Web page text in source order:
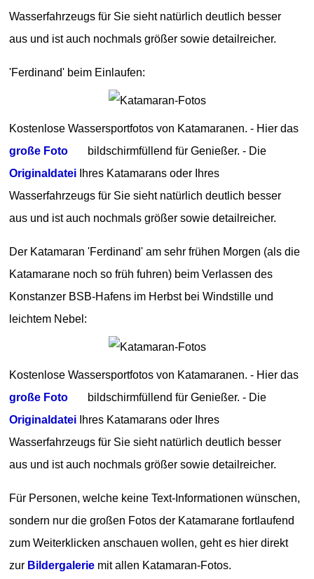
Wasserfahrzeugs für Sie sieht natürlich deutlich besser
aus und ist auch nochmals größer sowie detailreicher.
'Ferdinand' beim Einlaufen:
Kostenlose Wassersportfotos von Katamaranen. - Hier das
große Foto
bildschirmfüllend für Genießer. - Die
Originaldatei Ihres Katamarans oder Ihres
Wasserfahrzeugs für Sie sieht natürlich deutlich besser
aus und ist auch nochmals größer sowie detailreicher.
Der Katamaran 'Ferdinand' am sehr frühen Morgen (als die
Katamarane noch so früh fuhren) beim Verlassen des
Konstanzer BSB-Hafens im Herbst bei Windstille und
leichtem Nebel:
Kostenlose Wassersportfotos von Katamaranen. - Hier das
große Foto
bildschirmfüllend für Genießer. - Die
Originaldatei Ihres Katamarans oder Ihres
Wasserfahrzeugs für Sie sieht natürlich deutlich besser
aus und ist auch nochmals größer sowie detailreicher.
Für Personen, welche keine Text-Informationen wünschen,
sondern nur die großen Fotos der Katamarane fortlaufend
zum Weiterklicken anschauen wollen, geht es hier direkt
zur Bildergalerie mit allen Katamaran-Fotos.